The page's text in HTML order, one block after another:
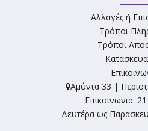
Αλλαγές ή
Τρόποι
Τρόποι
Αμύντα 33 |
Επικοινωνια:
Δευτέρα ως